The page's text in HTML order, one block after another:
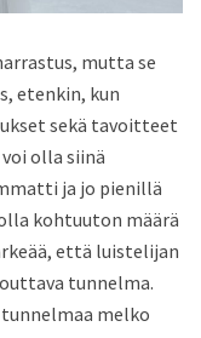
mutta se
etenkin, kun
sekä tavoitteet
olla siinä
ja jo pienillä
kohtuuton määrä
että luistelijan
tunnelma.
melko